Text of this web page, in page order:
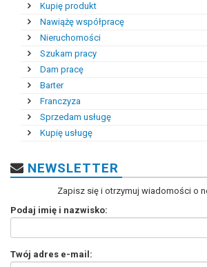
Kupię produkt
Nawiążę współpracę
Nieruchomości
Szukam pracy
Dam pracę
Barter
Franczyza
Sprzedam usługę
Kupię usługę
NEWSLETTER
Zapisz się i otrzymuj wiadomości o
Podaj imię i nazwisko:
Twój adres e-mail: